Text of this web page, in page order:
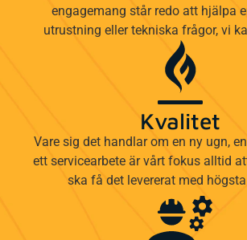
engagemang står redo att hjälpa
utrustning eller tekniska frågor, vi
Kvalitet
Vare sig det handlar om en ny ugn,
ett servicearbete är vårt fokus alltid
ska få det levererat med